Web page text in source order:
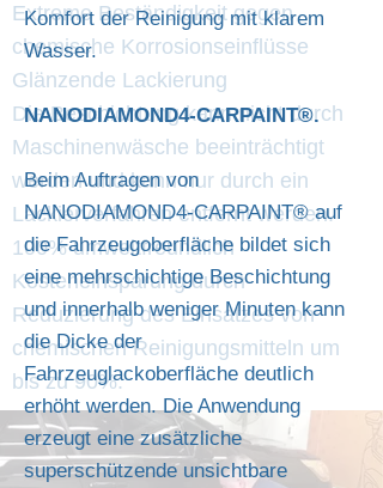
Extreme Beständigkeit gegen
chemische Korrosionseinflüsse
Glänzende Lackierung
Die Beschichtung kann nicht durch
Maschinenwäsche beeinträchtigt
werden und kann nur durch ein
Lackierverfahren entfernt werden.
100% umweltfreundlich
Kosteneinsparung durch
Reduzierung des Einsatzes von
chemischen Reinigungsmitteln um
bis zu 90%.
Komfort der Reinigung mit klarem
Wasser.
NANODIAMOND4-CARPAINT®.
Beim Auftragen von
NANODIAMOND4-CARPAINT® auf
die Fahrzeugoberfläche bildet sich
eine mehrschichtige Beschichtung
und innerhalb weniger Minuten kann
die Dicke der
Fahrzeuglackoberfläche deutlich
erhöht werden. Die Anwendung
erzeugt eine zusätzliche
superschützende unsichtbare